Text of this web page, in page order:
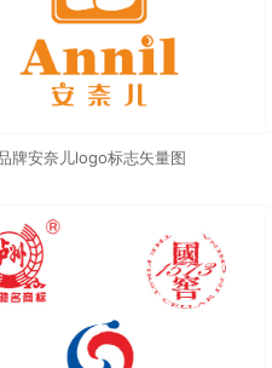
牌安奈儿logo标志矢量图